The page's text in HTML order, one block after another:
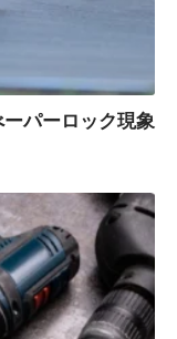
パーロック現象